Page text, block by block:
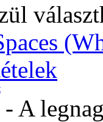
- A